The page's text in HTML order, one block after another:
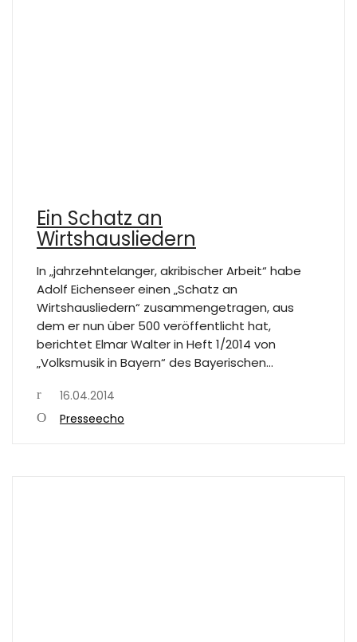
Ein Schatz an
Wirtshausliedern
In „jahrzehntelanger, akribischer Arbeit“ habe
Adolf Eichenseer einen „Schatz an
Wirtshausliedern“ zusammengetragen, aus
dem er nun über 500 veröffentlicht hat,
berichtet Elmar Walter in Heft 1/2014 von
„Volksmusik in Bayern“ des Bayerischen…
16.04.2014
Presseecho